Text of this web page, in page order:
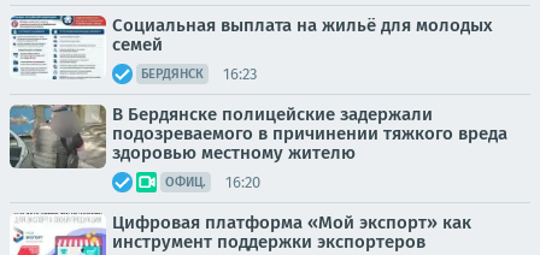
Социальная выплата на жильё для молодых
семей
БЕРДЯНСК 16:23
В Бердянске полицейские задержали
подозреваемого в причинении тяжкого вреда
здоровью местному жителю
ОФИЦ. 16:20
Цифровая платформа «Мой экспорт» как
инструмент поддержки экспортеров